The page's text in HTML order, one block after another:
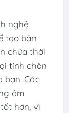
nghệ
tạo bản
chứa thời
tính chân
bạn. Các
âm
hơn, vì